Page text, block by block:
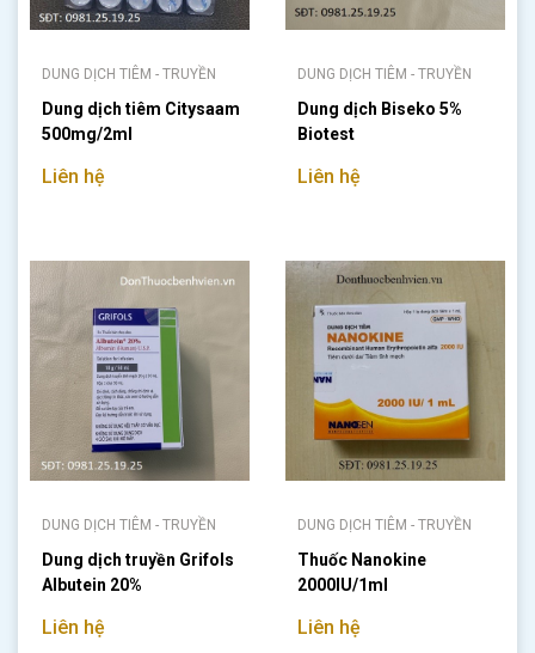
DUNG DỊCH TIÊM - TRUYỀN
Dung dịch tiêm Citysaam
500mg/2ml
Liên hệ
DUNG DỊCH TIÊM - TRUYỀN
Dung dịch Biseko 5%
Biotest
Liên hệ
DUNG DỊCH TIÊM - TRUYỀN
Dung dịch truyền Grifols
Albutein 20%
Liên hệ
DUNG DỊCH TIÊM - TRUYỀN
Thuốc Nanokine
2000IU/1ml
Liên hệ